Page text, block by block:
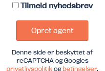
Tilmeld nyhedsbrev
Opret agent
Denne side er beskyttet af
reCAPTCHA og Googles
privatlivspolitikogbetingelser.